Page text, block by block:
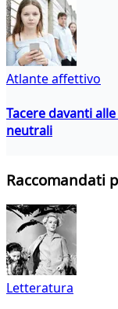
Atlante affettivo
Tacere davanti
neutrali
Raccomandati
Letteratura